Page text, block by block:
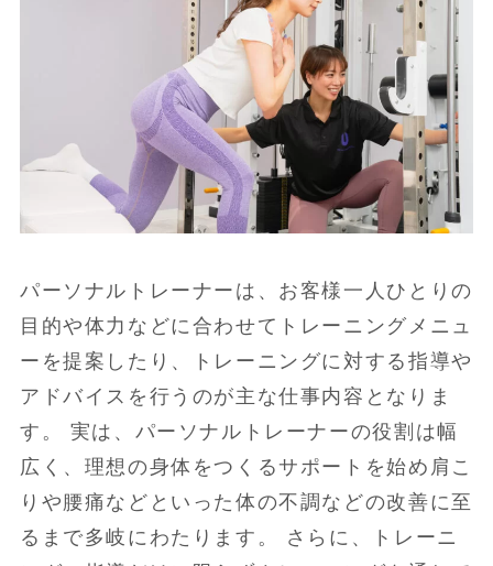
パーソナルトレーナーは、お客様一人ひとりの
目的や体力などに合わせてトレーニングメニュ
ーを提案したり、トレーニングに対する指導や
アドバイスを行うのが主な仕事内容となりま
す。 実は、パーソナルトレーナーの役割は幅
広く、理想の身体をつくるサポートを始め肩こ
りや腰痛などといった体の不調などの改善に至
るまで多岐にわたります。 さらに、トレーニ